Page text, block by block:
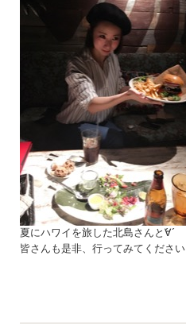
夏にハワイを旅した北島さんと´∀´
皆さんも是非、行ってみてください